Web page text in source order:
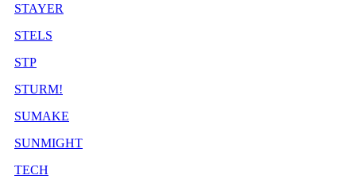
STAYER
STELS
STP
STURM!
SUMAKE
SUNMIGHT
TECH